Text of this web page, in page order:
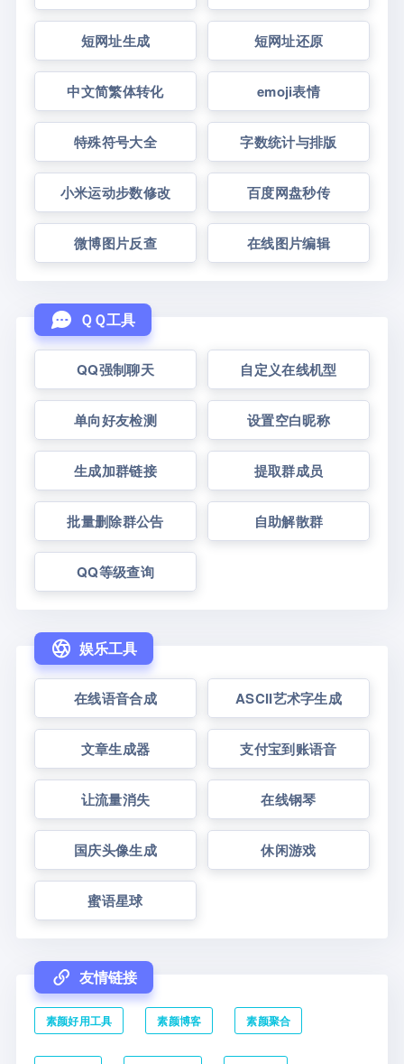
短网址生成 短网址还原
中文简繁体转化 emoji表情
特殊符号大全 字数统计与排版
小米运动步数修改 百度网盘秒传
微博图片反查 在线图片编辑
ＱＱ工具
QQ强制聊天 自定义在线机型
单向好友检测 设置空白昵称
生成加群链接 提取群成员
批量删除群公告 自助解散群
QQ等级查询
娱乐工具
在线语音合成 ASCII艺术字生成
文章生成器 支付宝到账语音
让流量消失 在线钢琴
国庆头像生成 休闲游戏
蜜语星球
友情链接
素颜好用工具 素颜博客 素颜聚合